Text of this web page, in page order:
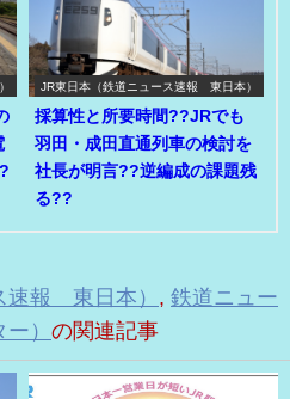
JR東日本（鉄道ニュース速報 東日本）
採算性と所要時間??JRでも
羽田・成田直通列車の検討を
社長が明言??逆編成の課題残
る??
速報 東日本） , 鉄道ニュー
） の関連記事